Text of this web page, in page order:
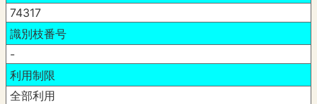
74317
識別枝番号
-
利用制限
全部利用